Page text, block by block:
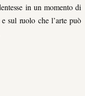
in un momento di
sul ruolo che l’arte può